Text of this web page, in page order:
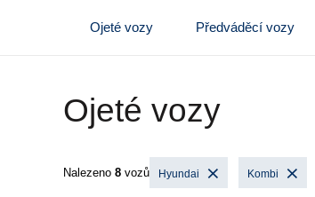
Ojeté vozy Předváděcí vozy
Ojeté vozy
Nalezeno 8 vozů Hyundai Kombi